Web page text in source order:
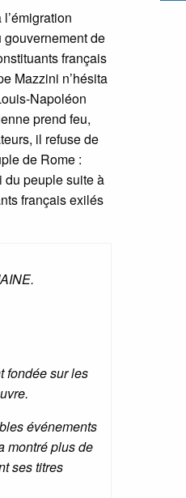
de
français
Mazzini n’hésita
Napoléon
prend feu,
il refuse de
de Rome :
du peuple suite à
français exilés
fondée sur les
événements
montré plus de
ses titres